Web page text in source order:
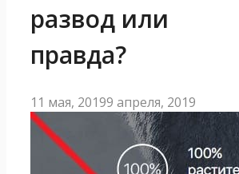
развод или
правда?
11 мая, 20199 апреля, 2019